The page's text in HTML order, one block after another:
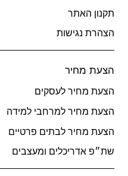
תקנון האתר
הצהרת נגישות
הצעת מחיר
הצעת מחיר לעסקים
הצעת מחיר למרחבי למידה
הצעת מחיר לבתים פרטיים
שת״פ אדריכלים ומעצבים